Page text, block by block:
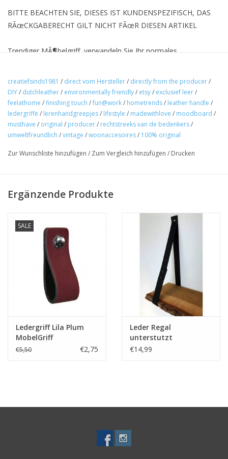
BITTE BEACHTEN SIE, DIESES IST KUNDENSPEZIFISCH, DAS
RÃœCKGABERECHT GILT NICHT FÃœR DIESEN ARTIKEL
Trendiger MÃ¶belgriff, verwandeln Sie Ihr normales
originalen Ledergriffe aus glattem, festem Leder, um einen
Vintage-Effekt zu erzielen, eine geschmeidige Form mit
abgerundeten Ecken. Handgefertigt in den Niederlanden.
Wie arbeitest du.
1 Messen Sie den Abstand zwischen den LÃ¶chern in Ihrem
2 FÃ¼gen Sie 3cm hinzu (Sie tun dies nur, wenn Sie den Griff mit
creatiefsinds1981 / direct vom Hersteller/ directly from the producer/
DIY/ dutchleather/ environmentally friendly/ etsy/ exclusief leer/
feelathome /finishing touch /fun@work/ hometrends/ leather handle /
ledergriffe / lerenhandgreepjes/ lifestyle / madewithlove / moodboard /
musthave / original / producer/ rechtstreeks van de bedenkers/
umweltfreundlich /vintage /woonaccesoires/ 100% original
Zur Wunschliste hinzufügen / Zum Vergleich hinzufügen / Drucken
Ergänzende Produkte
SALE
Ledergriff Lila Plum
MobelGriff
€5,50 €2,75
Leder Regal
unterstutzt
verschiedene Farben
€14,99